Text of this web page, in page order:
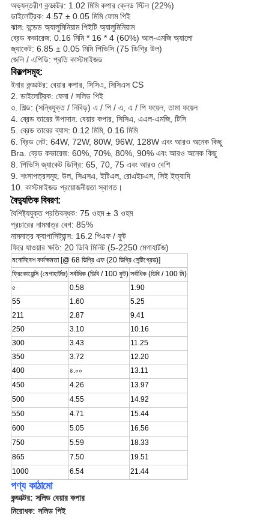
অভ্যন্তরীণ কন্ডাক্টর: 1.02 মিমি কপার ক্লেড স্টিল (22%)
ডাইলেট্রিক: 4.57 ± 0.05 মিমি ফোম পিই
ঝাল: বন্ডেড অ্যালুমিনিয়াম পিইটি অ্যালুমিনিয়াম
ব্রেড কভারেজ: 0.16 মিমি * 16 * 4 (60%) আল-এমজি অ্যালো
জ্যাকেট: 6.85 ± 0.05 মিমি পিভিসি (75 ডিগ্রি উল)
জেলি / এপিডি: প্রতি কাস্টমাইজড
বিকল্পসমূহ:
ইনার কন্ডাক্টর: বেয়ার কপার, সিসিএ, সিসিএস CS
2. ডাইলেট্রিক: ফেনা / সলিড পিই
৩. শিল্ড: (সন্ধিযুক্ত / নিবিড়) এ / পি / এ, এ / পি ফয়েল, তামা ফয়েল
4. ব্রেড তারের উপাদান: বেয়ার কপার, সিসিএ, এএল-এমজি, টিসি
5. ব্রেড তারের ব্যাস: 0.12 মিমি, 0.16 মিমি
6. ব্রিড নেট: 64W, 72W, 80W, 96W, 128W এবং আরও অনেক কিছু
Bra. ব্রেড কভারেজ: 60%, 70%, 80%, 90% এবং আরও অনেক কিছু
8. পিভিসি জ্যাকেট ডিগ্রি: 65, 70, 75 এবং আরও বেশি
9. শংসাপত্রসমূহ: উল, সিএসএ, ইটিএল, রোএইচএস, সিই ইত্যাদি
10. কাস্টমাইজড প্রয়োজনীয়তা স্বাগত।
বৈদ্যুতিক বিবরণ:
বৈশিষ্ট্যযুক্ত প্রতিবন্ধক: 75 ওহম ± 3 ওহম
প্রচারের নামমাত্র বেগ: 85%
নামমাত্র ক্যাপাসিট্যান্স: 16.2 পিএফ / ফুট
ফিরে যাওয়ার ক্ষতি: 20 ডিবি মিনিট (5-2250 মেগাহার্টজ)
মনোনিবেশ কর্মক্ষমতা [@ 68 ডিগ্রি এফ (20 ডিগ্রি সেন্টিগ্রেড)]
ফ্রিকোয়েন্সি (মেগাহার্টজ) সর্বাধিক (ডিবি / 100 ফুট) সর্বাধিক (ডিবি / 100 মি)
৫
0.58
1.90
55
1.60
5.25
211
2.87
9.41
250
3.10
10.16
300
3.43
11.25
350
3.72
12.20
400
৪.০০
13.11
450
4.26
13.97
500
4.55
14.92
550
4.71
15.44
600
5.05
16.56
750
5.59
18.33
865
7.50
19.51
1000
6.54 21.44
পণ্য কাঠামো
কন্ডাক্টর: সলিড বেয়ার কপার
নিরোধক: সলিড পিই